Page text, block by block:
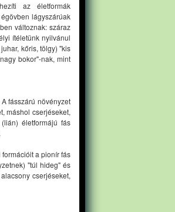
az életformák
lágyszárúak
változnak: száraz
ítéletünk nyilvánul
kőris, tölgy) "kis
bokor"-nak, mint
fásszárú növényzet
máshol cserjéseket,
életformájú fás
a pionír fás
"túl hideg" és
cserjéseket,